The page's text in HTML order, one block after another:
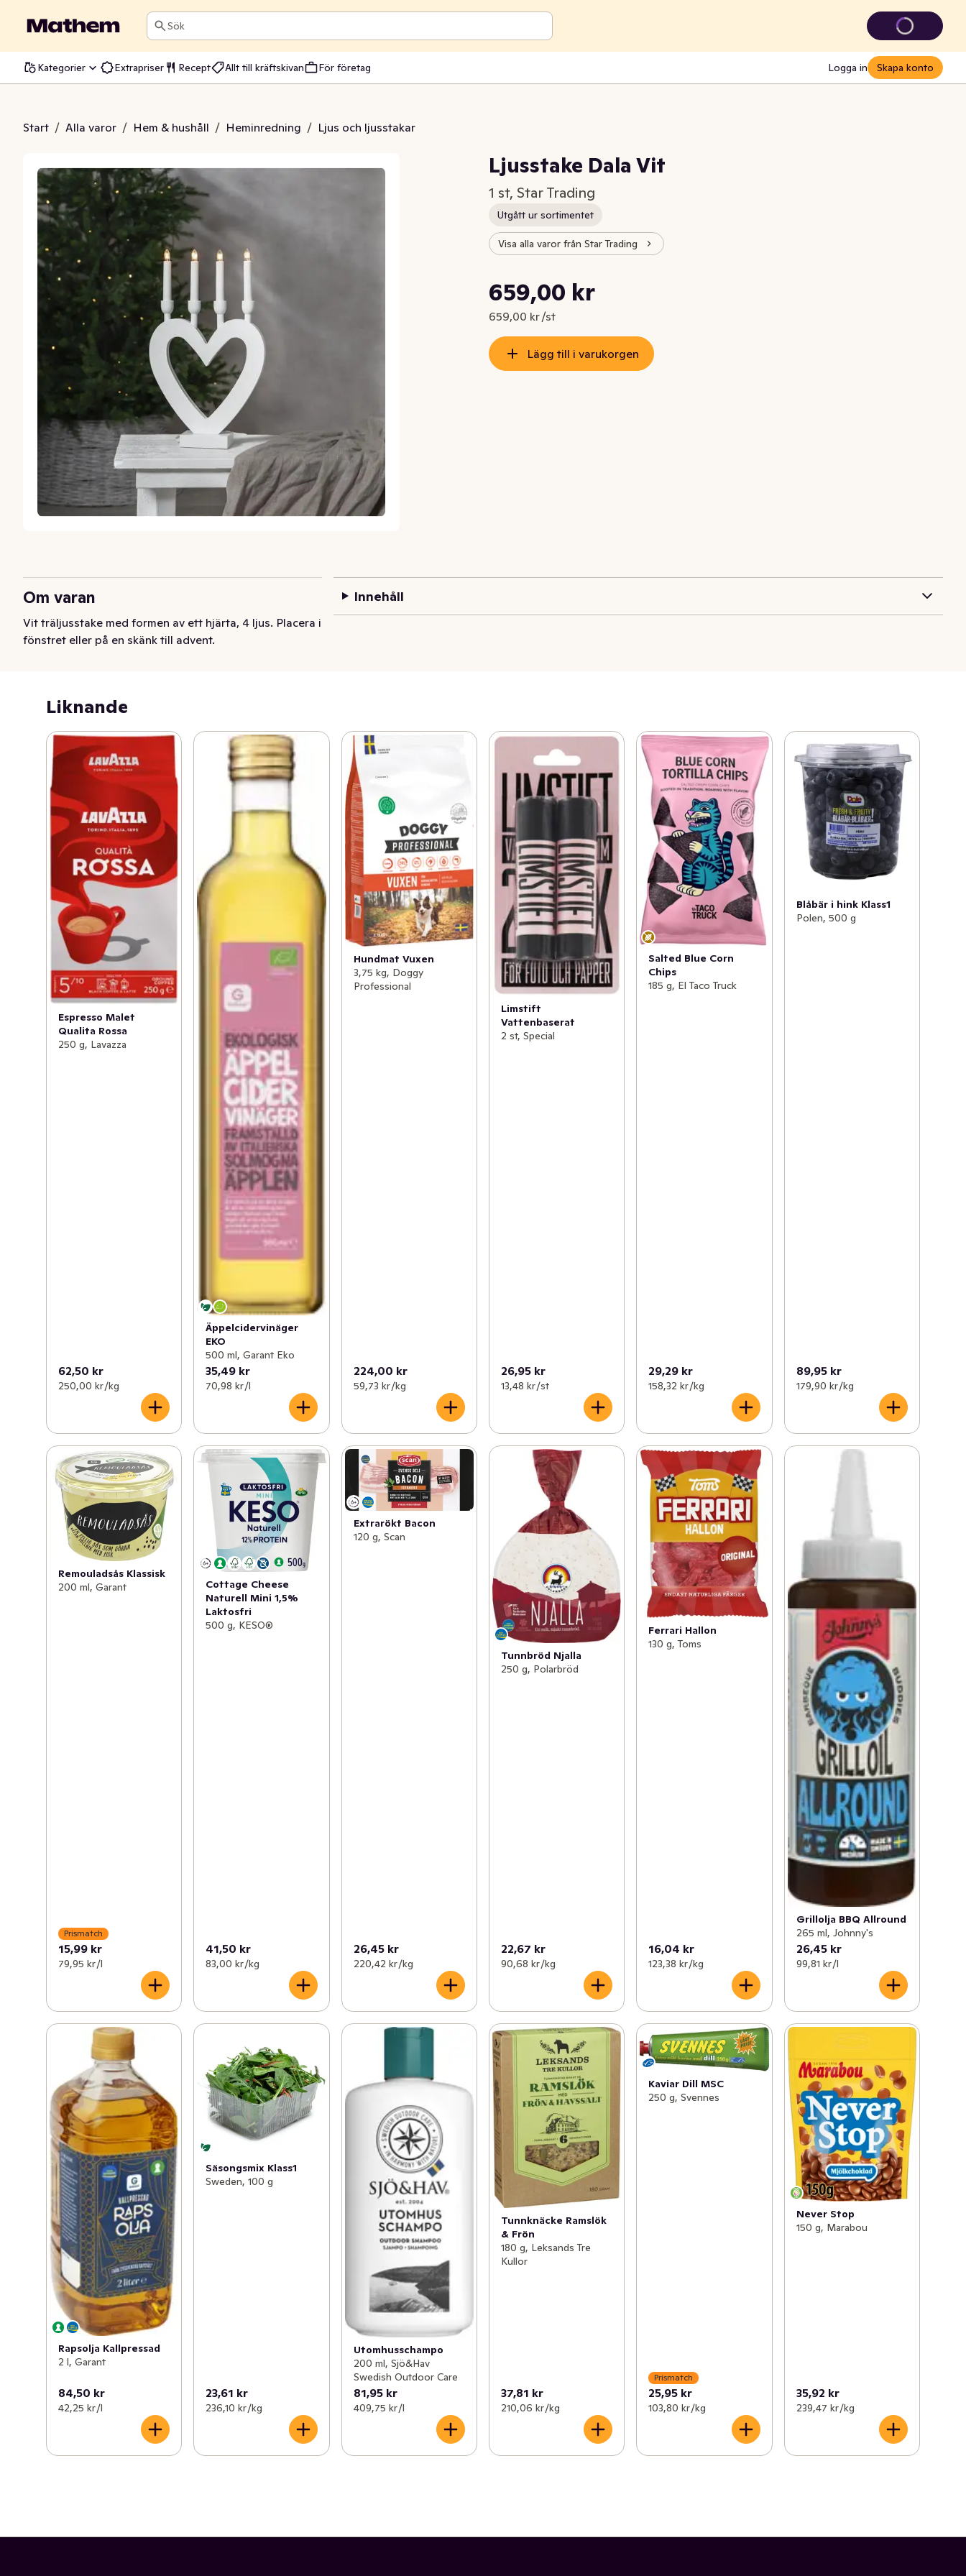
Sök
Kategorier Extrapriser Recept Allt till kräftskivan För företag Logga in Skapa konto
Start / Alla varor / Hem & hushåll / Heminredning / Ljus och ljusstakar
Dala Vit
Ljusstake Dala Vit
1 st, Star Trading
Utgått ur sortimentet
Visa alla varor från Star Trading
Nuvarande pris är: 659,00 kr
659,00 kr
659,00 kr /st
Styckpris: 659,00 kr /st
Lägg till i varukorgen
Om varan
Vit träljusstake med formen av ett hjärta, 4 ljus. Placera i
fönstret eller på en skänk till advent.
Innehåll
Liknande
Espresso Malet
Qualita Rossa
250 g, Lavazza
62,50 kr
250,00 kr /kg
Äppelcidervinäger
EKO
500 ml, Garant Eko
35,49 kr
70,98 kr /l
Hundmat Vuxen
3,75 kg, Doggy
Professional
224,00 kr
59,73 kr /kg
Limstift
Vattenbaserat
2 st, Special
26,95 kr
13,48 kr /st
Salted Blue Corn
Chips
185 g, El Taco Truck
29,29 kr
158,32 kr /kg
Blåbär i hink Klass1
Polen, 500 g
89,95 kr
179,90 kr /kg
Remouladsås Klassisk
200 ml, Garant
Prismatch
15,99 kr
79,95 kr /l
Cottage Cheese
Naturell Mini 1,5%
Laktosfri
500 g, KESO®
41,50 kr
83,00 kr /kg
Extrarökt Bacon
120 g, Scan
26,45 kr
220,42 kr /kg
Tunnbröd Njalla
250 g, Polarbröd
22,67 kr
90,68 kr /kg
Ferrari Hallon
130 g, Toms
16,04 kr
123,38 kr /kg
Grillolja BBQ Allround
265 ml, Johnny's
26,45 kr
99,81 kr /l
Rapsolja Kallpressad
2 l, Garant
84,50 kr
42,25 kr /l
Säsongsmix Klass1
Sweden, 100 g
23,61 kr
236,10 kr /kg
Utomhusschampo
200 ml, Sjö&Hav
Swedish Outdoor Care
81,95 kr
409,75 kr /l
Tunnknäcke Ramslök
& Frön
180 g, Leksands Tre
Kullor
37,81 kr
210,06 kr /kg
Kaviar Dill MSC
250 g, Svennes
Prismatch
25,95 kr
103,80 kr /kg
Never Stop
150 g, Marabou
35,92 kr
239,47 kr /kg